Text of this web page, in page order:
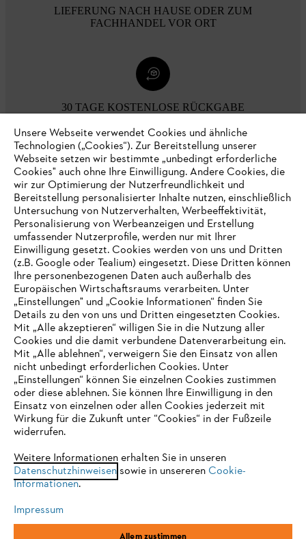
LIEFERUNG NACH HAUSE ODER ZUM
FACHHANDEL VOR ORT
30 TAGE KOSTENLOSE RÜCKGABE
Zahlungsmöglichkeiten
Unternehmen
Online Shop
Service
Allgemeine Geschäftsbedingungen
Impressum Cookies Rechtliche Informationen
IHR BROWSER WIRD NICHT
UNTERSTÜTZT
eine optimale Nutzung unserer Seite empfehlen wir Ihnen, zu
einem der folgenden Browser zu wechseln:
Firefox Chrome
Unsere Webseite verwendet Cookies und ähnliche
Technologien („Cookies“). Zur Bereitstellung unserer
Webseite setzen wir bestimmte „unbedingt erforderliche
Cookies" auch ohne Ihre Einwilligung. Andere Cookies, die
wir zur Optimierung der Nutzerfreundlichkeit und
Bereitstellung personalisierter Inhalte nutzen, einschließlich
Untersuchung von Nutzerverhalten, Werbeeffektivität,
Personalisierung von Werbeanzeigen und Erstellung
umfassender Nutzerprofile, werden nur mit Ihrer
Einwilligung gesetzt. Cookies werden von uns und Dritten
(z.B. Google oder Tealium) eingesetzt. Diese Dritten können
Ihre personenbezogenen Daten auch außerhalb des
Europäischen Wirtschaftsraums verarbeiten. Unter
„Einstellungen" und „Cookie Informationen“ finden Sie
Details zu den von uns und Dritten eingesetzten Cookies.
Mit „Alle akzeptieren“ willigen Sie in die Nutzung aller
Cookies und die damit verbundene Datenverarbeitung ein.
Mit „Alle ablehnen“, verweigern Sie den Einsatz von allen
nicht unbedingt erforderlichen Cookies. Unter
„Einstellungen“ können Sie einzelnen Cookies zustimmen
oder diese ablehnen. Sie können Ihre Einwilligung in den
Einsatz von einzelnen oder allen Cookies jederzeit mit
Wirkung für die Zukunft unter “Cookies“ in der Fußzeile
widerrufen.
Weitere Informationen erhalten Sie in unseren
Datenschutzhinweisensowie in unsereren Cookie-
Informationen.
Impressum